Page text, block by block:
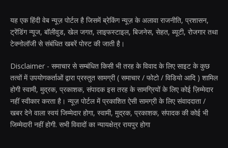
यह एक हिंदी वेब न्यूज़ पोर्टल है जिसमें ब्रेकिंग न्यूज़ के अलावा राजनीति, प्रशासन,
ट्रेंडिंग न्यूज, बॉलीवुड, खेल जगत, लाइफस्टाइल, बिजनेस, सेहत, ब्यूटी, रोजगार तथा
टेक्नोलॉजी से संबंधित खबरें पोस्ट की जाती है।
Disclaimer - समाचार से सम्बंधित किसी भी तरह के विवाद के लिए साइट के कुछ
तत्वों में उपयोगकर्ताओं द्वारा प्रस्तुत सामग्री ( समाचार / फोटो / विडियो आदि ) शामिल
होगी स्वामी, मुद्रक, प्रकाशक, संपादक इस तरह के सामग्रियों के लिए कोई ज़िम्मेदार
नहीं स्वीकार करता है। न्यूज़ पोर्टल में प्रकाशित ऐसी सामग्री के लिए संवाददाता /
खबर देने वाला स्वयं जिम्मेदार होगा, स्वामी, मुद्रक, प्रकाशक, संपादक की कोई भी
जिम्मेदारी नहीं होगी. सभी विवादों का न्यायक्षेत्र रायपुर होगा